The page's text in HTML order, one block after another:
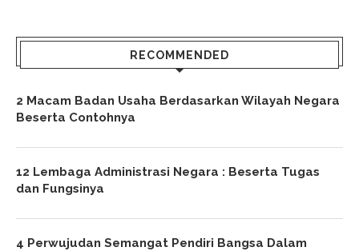
RECOMMENDED
2 Macam Badan Usaha Berdasarkan Wilayah Negara
Beserta Contohnya
12 Lembaga Administrasi Negara : Beserta Tugas
dan Fungsinya
4 Perwujudan Semangat Pendiri Bangsa Dalam